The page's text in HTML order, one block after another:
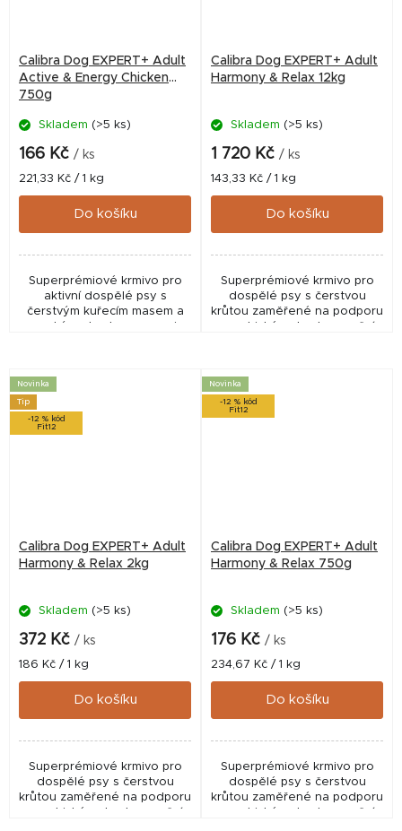
Calibra Dog EXPERT+ Adult
Active & Energy Chicken
750g
Skladem (>5 ks)
166 Kč / ks
Měrná
cena:
221,33 Kč / 1 kg
Do košíku
Superprémiové krmivo pro
aktivní dospělé psy s
čerstvým kuřecím masem a
Calibra Dog EXPERT+ Adult
Harmony & Relax 12kg
Skladem (>5 ks)
1 720 Kč / ks
Měrná
cena:
143,33 Kč / 1 kg
Do košíku
Superprémiové krmivo pro
dospělé psy s čerstvou
krůtou zaměřené na podporu
Novinka
Tip
-12 % kód
Fit12
Calibra Dog EXPERT+ Adult
Harmony & Relax 2kg
Skladem (>5 ks)
372 Kč / ks
Měrná
cena:
186 Kč / 1 kg
Do košíku
Superprémiové krmivo pro
dospělé psy s čerstvou
krůtou zaměřené na podporu
psychické pohody, emoční
Novinka
-12 % kód
Fit12
Calibra Dog EXPERT+ Adult
Harmony & Relax 750g
Skladem (>5 ks)
176 Kč / ks
Měrná
cena:
234,67 Kč / 1 kg
Do košíku
Superprémiové krmivo pro
dospělé psy s čerstvou
krůtou zaměřené na podporu
psychické pohody, emoční